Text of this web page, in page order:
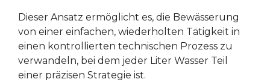
Dieser Ansatz ermöglicht es, die Bewässerung
von einer einfachen, wiederholten Tätigkeit in
einen kontrollierten technischen Prozess zu
verwandeln, bei dem jeder Liter Wasser Teil
einer präzisen Strategie ist.